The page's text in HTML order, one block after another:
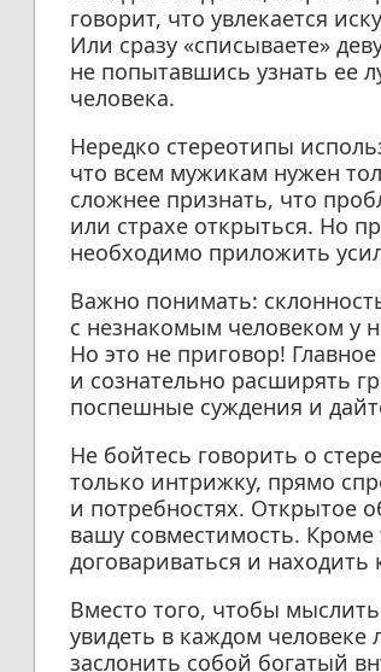
говорит, что увлекается
Или сразу «списываете»
не попытавшись узнать ее
человека.
Нередко стереотипы
что всем мужикам нужен
сложнее признать, что
или страхе открыться. Но
необходимо приложить
Важно понимать:
с незнакомым человеком у
Но это не приговор!
и сознательно расширять
поспешные суждения и
Не бойтесь говорить о
только интрижку, прямо
и потребностях. Открытое
вашу совместимость.
договариваться и
Вместо того, чтобы
увидеть в каждом
заслонить собой богатый